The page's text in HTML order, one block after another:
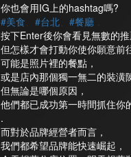
你也會用IG上的hashtag嗎?
#美食
#台北、 #餐廳，
按下Enter後你會看見無數的推
但怎樣才會打動你使你願意前
可能是照片裡的餐點，
或是店內那個獨一無二的裝潢
但無論是哪個原因，
他們都已成功第一時間抓住你
.
而對於品牌經營者而言，
我們都希望品牌能快速崛起，